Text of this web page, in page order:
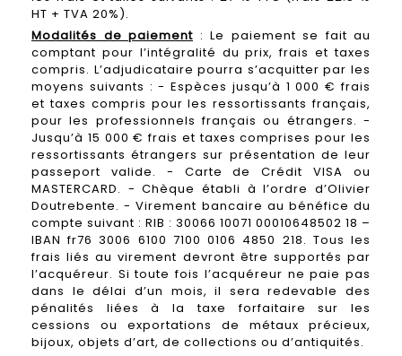
HT + TVA 20%).
Modalités de paiement : Le paiement se fait au
comptant pour l’intégralité du prix, frais et taxes
compris. L’adjudicataire pourra s’acquitter par les
moyens suivants : - Espèces jusqu’à 1 000 € frais
et taxes compris pour les ressortissants français,
pour les professionnels français ou étrangers. -
Jusqu’à 15 000 € frais et taxes comprises pour les
ressortissants étrangers sur présentation de leur
passeport valide. - Carte de Crédit VISA ou
MASTERCARD. - Chèque établi à l’ordre d’Olivier
Doutrebente. - Virement bancaire au bénéfice du
compte suivant : RIB : 30066 10071 00010648502 18 –
IBAN fr76 3006 6100 7100 0106 4850 218. Tous les
frais liés au virement devront être supportés par
l’acquéreur. Si toute fois l’acquéreur ne paie pas
dans le délai d’un mois, il sera redevable des
pénalités liées à la taxe forfaitaire sur les
cessions ou exportations de métaux précieux,
bijoux, objets d’art, de collections ou d’antiquités.